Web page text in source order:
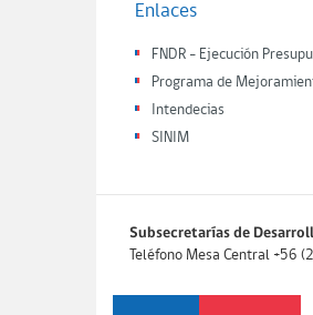
Enlaces
FNDR - Ejecución
Programa de
Intendecias
SINIM
Subsecretarías de
Teléfono Mesa Central +56